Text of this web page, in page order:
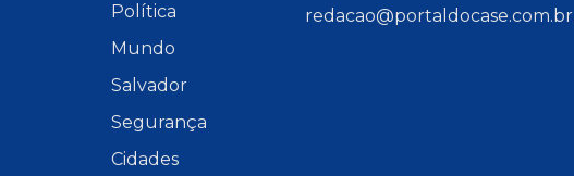
Política
Mundo
Salvador
Segurança
Cidades
redacao@portaldocase.com.br